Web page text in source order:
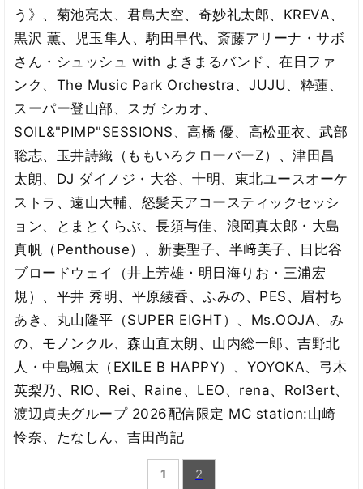
う》、菊池亮太、君島大空、奇妙礼太郎、KREVA、
黒沢 薫、児玉隼人、駒田早代、斎藤アリーナ・サボ
さん・シュッシュ with よきまるバンド、在日ファ
ンク、The Music Park Orchestra、JUJU、粋蓮、
スーパー登山部、スガ シカオ、
SOIL&"PIMP"SESSIONS、高橋 優、高松亜衣、武部
聡志、玉井詩織（ももいろクローバーZ）、津田昌
太朗、DJ ダイノジ・大谷、十明、東北ユースオーケ
ストラ、遠山大輔、怒髪天アコースティックセッシ
ョン、とまとくらぶ、長須与佳、浪岡真太郎・大島
真帆（Penthouse）、新妻聖子、半﨑美子、日比谷
ブロードウェイ（井上芳雄・明日海りお・三浦宏
規）、平井 秀明、平原綾香、ふみの、PES、眉村ち
あき、丸山隆平（SUPER EIGHT）、Ms.OOJA、み
の、モノンクル、森山直太朗、山内総一郎、吉野北
人・中島颯太（EXILE B HAPPY）、YOYOKA、弓木
英梨乃、RIO、Rei、Raine、LEO、rena、Rol3ert、
渡辺貞夫グループ 2026配信限定 MC station:山崎
怜奈、たなしん、吉田尚記
1 2